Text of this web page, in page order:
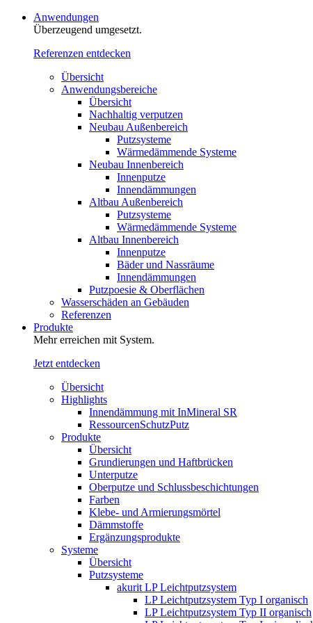
Anwendungen
Überzeugend umgesetzt.
Referenzen entdecken
Übersicht
Anwendungsbereiche
Übersicht
Nachhaltig verputzen
Neubau Außenbereich
Putzsysteme
Wärmedämmende Systeme
Neubau Innenbereich
Innenputze
Innendämmungen
Altbau Außenbereich
Putzsysteme
Wärmedämmende Systeme
Altbau Innenbereich
Innenputze
Bäder und Nassräume
Innendämmungen‍‍‍
Putzpoesie & Oberflächen
Wasserschäden an Gebäuden
Referenzen
Produkte
Mehr erreichen mit System.
Jetzt entdecken
Übersicht
Highlights
Innendämmung mit InMineral SR
RessourcenSchutzPutz
Produkte
Übersicht
Grundierungen und Haftbrücken
Unterputze
Oberputze und Schlussbeschichtungen
Farben
Klebe- und Armierungsmörtel
Dämmstoffe
Ergänzungsprodukte
Systeme
Übersicht
Putzsysteme
akurit LP Leichtputzsystem
LP Leichtputzsystem Typ I organisch
LP Leichtputzsystem Typ II organisch